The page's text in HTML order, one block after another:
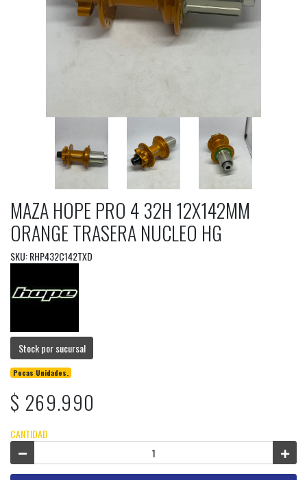
MAZA HOPE PRO 4 32H 12X142MM
ORANGE TRASERA NUCLEO HG
SKU: RHP432C142TXD
Stock por sucursal
Pocas Unidades.
$ 269.990
CANTIDAD